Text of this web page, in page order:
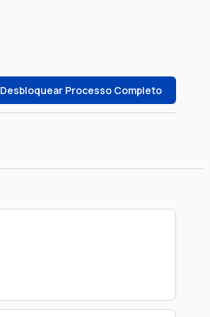
Desbloquear Processo Completo